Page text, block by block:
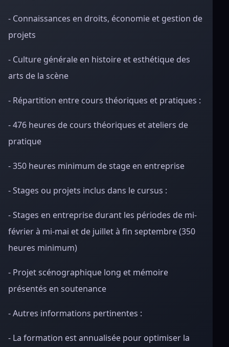
- Connaissances en droits, économie et gestion de
projets
- Culture générale en histoire et esthétique des
arts de la scène
- Répartition entre cours théoriques et pratiques :
- 476 heures de cours théoriques et ateliers de
pratique
- 350 heures minimum de stage en entreprise
- Stages ou projets inclus dans le cursus :
- Stages en entreprise durant les périodes de mi-
février à mi-mai et de juillet à fin septembre (350
heures minimum)
- Projet scénographique long et mémoire
présentés en soutenance
- Autres informations pertinentes :
- La formation est annualisée pour optimiser la